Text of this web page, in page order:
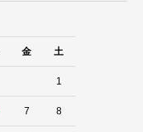
金 土
1
7 8